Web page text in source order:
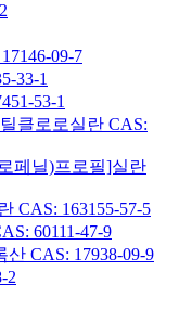
09-7
33-1
53-1
클로로실란 CAS:
페닐)프로필]실란
CAS: 163155-57-5
60111-47-9
CAS: 17938-09-9
2